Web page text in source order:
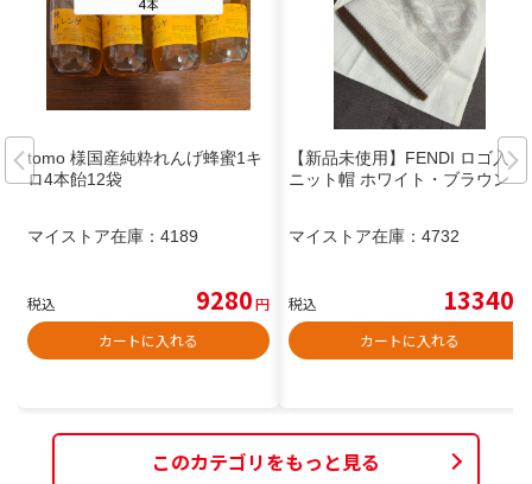
tomo 様国産純粋れんげ蜂蜜1キ
ロ4本飴12袋
マイストア在庫： 4189
税込 9280円
カートに入れる
【新品未使用】FENDI ロゴ入り
ニット帽 ホワイト・ブラウン
マイストア在庫： 4732
税込 13340
カートに入れる
このカテゴリをもっと見る